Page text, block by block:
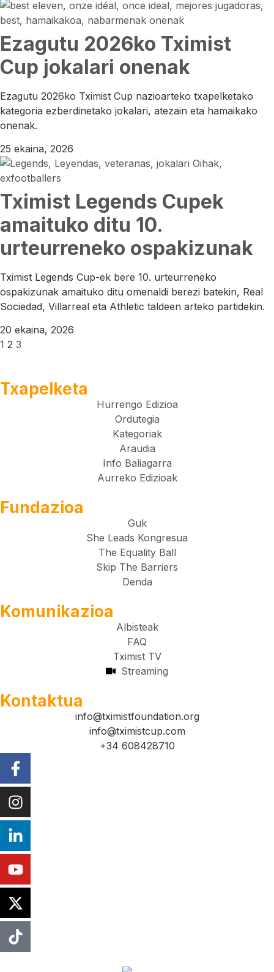
Ezagutu 2026ko Tximist
Cup jokalari onenak
Ezagutu 2026ko Tximist Cup nazioarteko txapelketako
kategoria ezberdinetako jokalari, atezain eta hamaikako
onenak.
25 ekaina, 2026
Tximist Legends Cupek
amaituko ditu 10.
urteurreneko ospakizunak
Tximist Legends Cup-ek bere 10. urteurreneko
ospakizunak amaituko ditu omenaldi berezi batekin, Real
Sociedad, Villarreal eta Athletic taldeen arteko partidekin.
20 ekaina, 2026
1 2 3
Txapelketa
Hurrengo Edizioa
Ordutegia
Kategoriak
Araudia
Info Baliagarra
Aurreko Edizioak
Fundazioa
Guk
She Leads Kongresua
The Equality Ball
Skip The Barriers
Denda
Komunikazioa
Albisteak
FAQ
Tximist TV
Streaming
Kontaktua
info@tximistfoundation.org
info@tximistcup.com
+34 608428710